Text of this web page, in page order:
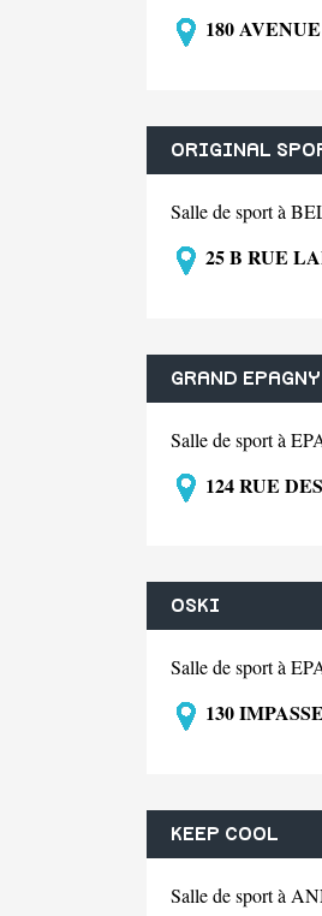
180
ORIGINAL
Salle de sport à
25 B RUE
GRAND
Salle de sport à
124 RUE
OSKI
Salle de sport à
130
KEEP COOL
Salle de sport à